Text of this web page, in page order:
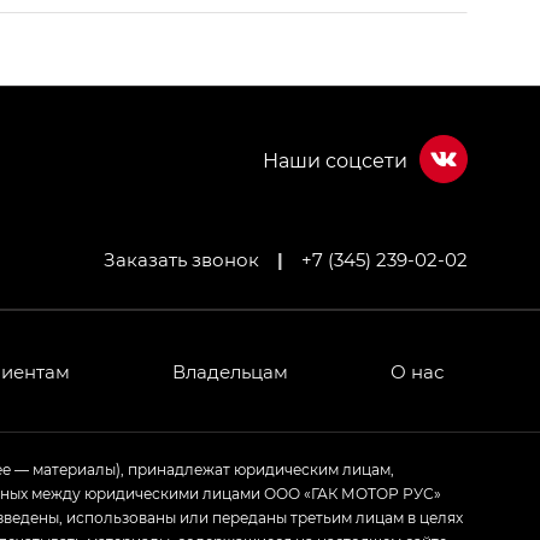
— GB AWD, Джи Эль Полный привод —
стиле — GL(S-Style)
Заказать звонок | +7 (345) 239-02-02
Владельцам О нас
— материалы), принадлежат юридическим лицам,
между юридическими лицами ООО «ГАК МОТОР РУС»
использованы или переданы третьим лицам в целях